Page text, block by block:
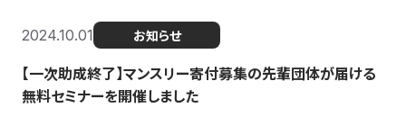
2024.10.01 お知らせ
【一次助成終了】マンスリー寄付募集の先輩団体が届ける
無料セミナーを開催しました